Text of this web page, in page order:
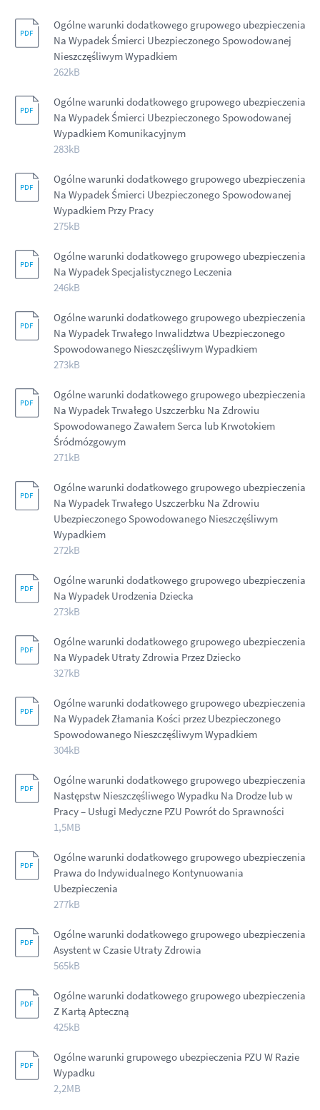
Ogólne warunki dodatkowego grupowego ubezpieczenia
Na Wypadek Śmierci Ubezpieczonego Spowodowanej
Nieszczęśliwym Wypadkiem
262kB
Ogólne warunki dodatkowego grupowego ubezpieczenia
Na Wypadek Śmierci Ubezpieczonego Spowodowanej
Wypadkiem Komunikacyjnym
283kB
Ogólne warunki dodatkowego grupowego ubezpieczenia
Na Wypadek Śmierci Ubezpieczonego Spowodowanej
Wypadkiem Przy Pracy
275kB
Ogólne warunki dodatkowego grupowego ubezpieczenia
Na Wypadek Specjalistycznego Leczenia
246kB
Ogólne warunki dodatkowego grupowego ubezpieczenia
Na Wypadek Trwałego Inwalidztwa Ubezpieczonego
Spowodowanego Nieszczęśliwym Wypadkiem
273kB
Ogólne warunki dodatkowego grupowego ubezpieczenia
Na Wypadek Trwałego Uszczerbku Na Zdrowiu
Spowodowanego Zawałem Serca lub Krwotokiem
Śródmózgowym
271kB
Ogólne warunki dodatkowego grupowego ubezpieczenia
Na Wypadek Trwałego Uszczerbku Na Zdrowiu
Ubezpieczonego Spowodowanego Nieszczęśliwym
Wypadkiem
272kB
Ogólne warunki dodatkowego grupowego ubezpieczenia
Na Wypadek Urodzenia Dziecka
273kB
Ogólne warunki dodatkowego grupowego ubezpieczenia
Na Wypadek Utraty Zdrowia Przez Dziecko
327kB
Ogólne warunki dodatkowego grupowego ubezpieczenia
Na Wypadek Złamania Kości przez Ubezpieczonego
Spowodowanego Nieszczęśliwym Wypadkiem
304kB
Ogólne warunki dodatkowego grupowego ubezpieczenia
Następstw Nieszczęśliwego Wypadku Na Drodze lub w
Pracy – Usługi Medyczne PZU Powrót do Sprawności
1,5MB
Ogólne warunki dodatkowego grupowego ubezpieczenia
Prawa do Indywidualnego Kontynuowania
Ubezpieczenia
277kB
Ogólne warunki dodatkowego grupowego ubezpieczenia
Asystent w Czasie Utraty Zdrowia
565kB
Ogólne warunki dodatkowego grupowego ubezpieczenia
Z Kartą Apteczną
425kB
Ogólne warunki grupowego ubezpieczenia PZU W Razie
Wypadku
2,2MB